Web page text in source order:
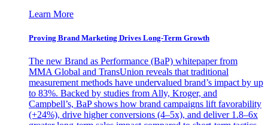
Learn More
Proving Brand Marketing Drives Long-Term Growth
The new Brand as Performance (BaP) whitepaper from
MMA Global and TransUnion reveals that traditional
measurement methods have undervalued brand’s impact by up
to 83%. Backed by studies from Ally, Kroger, and
Campbell’s, BaP shows how brand campaigns lift favorability
(+24%), drive higher conversions (4–5x), and deliver 1.8–6x